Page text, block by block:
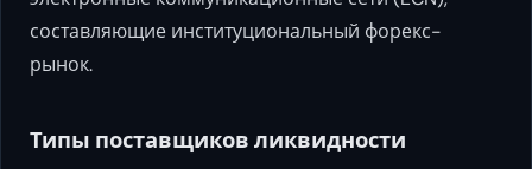
составляющие институциональный форекс-
рынок.
Типы поставщиков ликвидности